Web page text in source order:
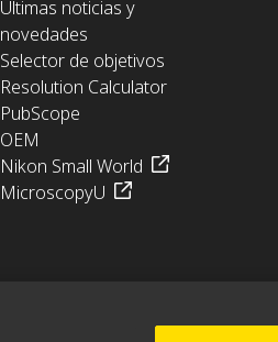
Últimas noticias y
novedades
Selector de objetivos
Resolution Calculator
PubScope
OEM
Nikon Small World
MicroscopyU